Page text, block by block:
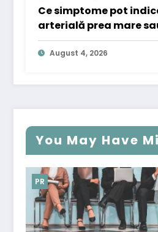
Ce simptome pot
arterială prea mare
August 4, 2026
You May Have
PR